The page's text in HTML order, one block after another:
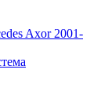
Axor 2001-